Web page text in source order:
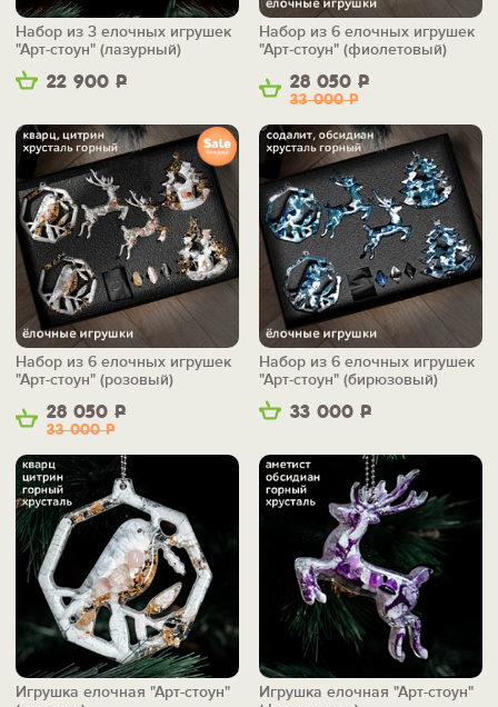
22 900 Р
Набор из 3 елочных игрушек
"Арт-стоун" (лазурный)
28 050 Р
33 000Р
Набор из 6 елочных игрушек
"Арт-стоун" (фиолетовый)
28 050 Р
33 000Р
Набор из 6 елочных игрушек
"Арт-стоун" (розовый)
33 000 Р
Набор из 6 елочных игрушек
"Арт-стоун" (бирюзовый)
Игрушка елочная "Арт-стоун"
Игрушка елочная "Арт-стоун"